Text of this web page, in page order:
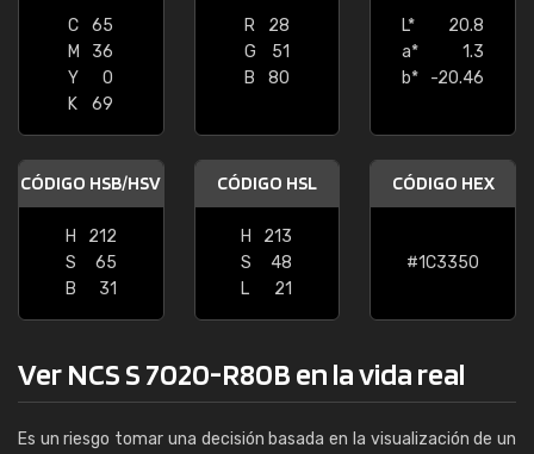
C
65
M
36
Y
0
K
69
R
28
G
51
B
80
L*
20.8
a*
1.3
b*
-20.46
CÓDIGO HSB/HSV
H
212
S
65
B
31
CÓDIGO HSL
H
213
S
48
L
21
CÓDIGO HEX
#1C3350
Ver NCS S 7020-R80B en la vida real
Es un riesgo tomar una decisión basada en la visualización de un